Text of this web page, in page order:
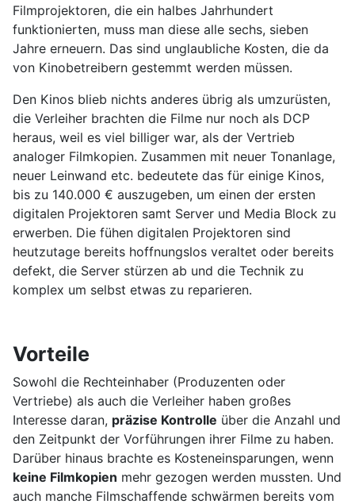
Filmprojektoren, die ein halbes Jahrhundert
funktionierten, muss man diese alle sechs, sieben
Jahre erneuern. Das sind unglaubliche Kosten, die da
von Kinobetreibern gestemmt werden müssen.
Den Kinos blieb nichts anderes übrig als umzurüsten,
die Verleiher brachten die Filme nur noch als DCP
heraus, weil es viel billiger war, als der Vertrieb
analoger Filmkopien. Zusammen mit neuer Tonanlage,
neuer Leinwand etc. bedeutete das für einige Kinos,
bis zu 140.000 € auszugeben, um einen der ersten
digitalen Projektoren samt Server und Media Block zu
erwerben. Die fühen digitalen Projektoren sind
heutzutage bereits hoffnungslos veraltet oder bereits
defekt, die Server stürzen ab und die Technik zu
komplex um selbst etwas zu reparieren.
Vorteile
Sowohl die Rechteinhaber (Produzenten oder
Vertriebe) als auch die Verleiher haben großes
Interesse daran, präzise Kontrolle über die Anzahl und
den Zeitpunkt der Vorführungen ihrer Filme zu haben.
Darüber hinaus brachte es Kosteneinsparungen, wenn
keine Filmkopien mehr gezogen werden mussten. Und
auch manche Filmschaffende schwärmen bereits vom